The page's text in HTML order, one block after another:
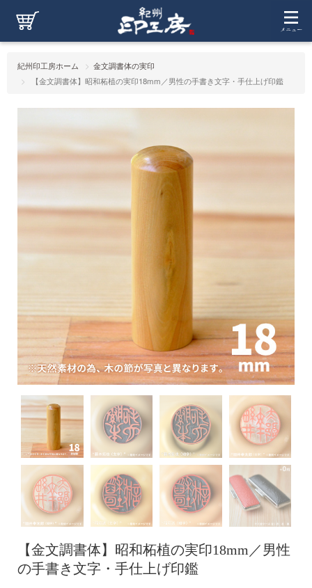
紀州印工房ホーム
金文調書体の実印
【金文調書体】昭和柘植の実印18mm／男性の手書き文字・手仕上げ印鑑
【金文調書体】昭和柘植の実印18mm／男性
の手書き文字・手仕上げ印鑑